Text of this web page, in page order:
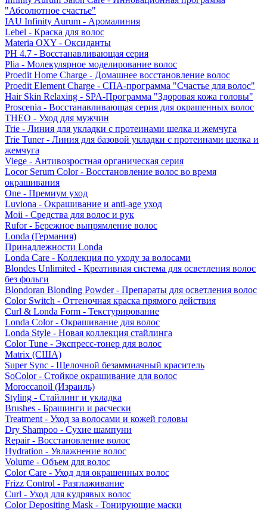
"Абсолютное счастье"
IAU Infinity Aurum - Аромалиния
Lebel - Краска для волос
Materia OXY - Оксиданты
PH 4.7 - Восстанавливающая серия
Plia - Молекулярное моделирование волос
Proedit Home Charge - Домашнее восстановление волос
Proedit Element Charge - СПА-программа "Счастье для волос"
Hair Skin Relaxing - SPA-Программа "Здоровая кожа головы"
Proscenia - Восстанавливающая серия для окрашенных волос
THEO - Уход для мужчин
Trie - Линия для укладки с протеинами шелка и жемчуга
Trie Tuner - Линия для базовой укладки с протеинами шелка и
жемчуга
Viege - Антивозростная органическая серия
Locor Serum Color - Восстановление волос во время
окрашивания
One - Премиум уход
Luviona - Окрашивание и anti-age уход
Moii - Средства для волос и рук
Rufor - Бережное выпрямление волос
Londa (Германия)
Принадлежности Londa
Londa Care - Коллекция по уходу за волосами
Blondes Unlimited - Креативная система для осветления волос
без фольги
Blondoran Blonding Powder - Препараты для осветления волос
Color Switch - Оттеночная краска прямого действия
Curl & Londa Form - Текстурирование
Londa Color - Окрашивание для волос
Londa Style - Новая коллекция стайлинга
Color Tune - Экспресс-тонер для волос
Matrix (США)
Super Sync - Щелочной безаммиачный краситель
SoColor - Стойкое окрашивание для волос
Moroccanoil (Израиль)
Styling - Стайлинг и укладка
Brushes - Брашинги и расчески
Treatment - Уход за волосами и кожей головы
Dry Shampoo - Сухие шампуни
Repair - Восстановление волос
Hydration - Увлажнение волос
Volume - Объем для волос
Color Care - Уход для окрашенных волос
Frizz Control - Разглаживание
Curl - Уход для кудрявых волос
Color Depositing Mask - Тонирующие маски